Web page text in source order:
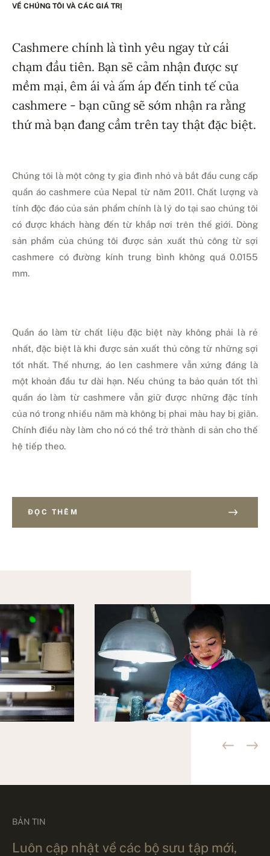
VỀ CHÚNG TÔI VÀ CÁC GIÁ TRỊ
Cashmere chính là tình yêu ngay từ cái
chạm đầu tiên. Bạn sẽ cảm nhận được sự
mềm mại, êm ái và ấm áp đến tinh tế của
cashmere - bạn cũng sẽ sớm nhận ra rằng
thứ mà bạn đang cầm trên tay thật đặc biệt.
Chúng tôi là một công ty gia đình nhỏ và bắt đầu cung cấp
quần áo cashmere của Nepal từ năm 2011. Chất lượng và
tính độc đáo của sản phẩm chính là lý do tại sao chúng tôi
có được khách hàng đến từ khắp nơi trên thế giới. Dòng
sản phẩm của chúng tôi được sản xuất thủ công từ sợi
cashmere có đường kính trung bình không quá 0.0155
mm.
Quần áo làm từ chất liệu đặc biệt này không phải là rẻ
nhất, đặc biệt là khi được sản xuất thủ công từ những sợi
tốt nhất. Thế nhưng, áo len cashmere vẫn xứng đáng là
một khoản đầu tư dài hạn. Nếu chúng ta bảo quản tốt thì
quần áo làm từ cashmere vẫn giữ được những đặc tính
của nó trong nhiều năm mà không bị phai màu hay bị giãn.
Chính điều này làm cho nó có thể trở thành di sản cho thế
hệ tiếp theo.
ĐỌC THÊM
BẢN TIN
Luôn cập nhật về các bộ sưu tập mới,